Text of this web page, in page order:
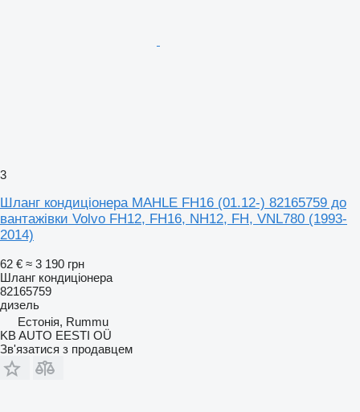
3
Шланг кондиціонера MAHLE FH16 (01.12-) 82165759 до
вантажівки Volvo FH12, FH16, NH12, FH, VNL780 (1993-
2014)
62 € ≈ 3 190 грн
Шланг кондиціонера
82165759
дизель
Естонія, Rummu
KB AUTO EESTI OÜ
Зв'язатися з продавцем